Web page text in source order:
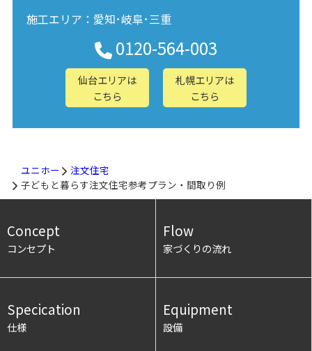
施工エリア：愛知･岐阜･三重
0120-564-003
仙台エリアは
こちら
札幌エリアは
こちら
ユニホー
注文住宅
子どもと暮らす注文住宅参考プラン・間取り例
Concept
コンセプト
Flow
家づくりの流れ
Specication
仕様
Equipment
設備